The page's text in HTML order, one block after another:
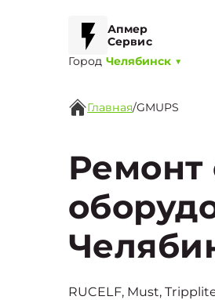
Апмер
Сервис
Город Челябинск ▼
Главная/GMUPS
Ремонт
RUCELF, Must,